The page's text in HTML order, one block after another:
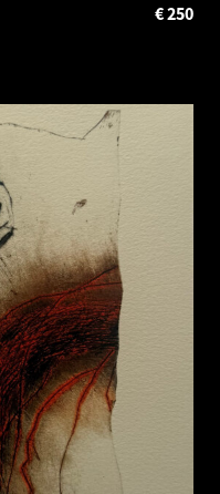
250
€